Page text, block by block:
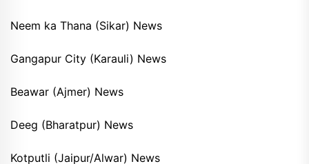
Neem ka Thana (Sikar) News
Gangapur City (Karauli) News
Beawar (Ajmer) News
Deeg (Bharatpur) News
Kotputli (Jaipur/Alwar) News